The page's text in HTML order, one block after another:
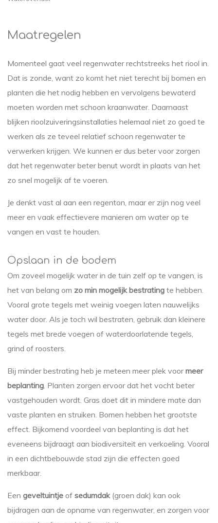
Maatregelen
Momenteel gaat veel regenwater rechtstreeks het riool in.
Dat is zonde, want zo komt het niet terecht bij bomen en
planten die het nodig hebben en vervolgens bewaterd
moeten worden met schoon kraanwater. Daarnaast
blijken rioolzuiveringsinstallaties helemaal niet zo goed te
werken als ze teveel relatief schoon regenwater te
verwerken krijgen. We kunnen er dus beter voor zorgen
dat het regenwater beter benut wordt in plaats van het
zo snel mogelijk af te voeren.
Je denkt vast al aan een regenton, maar er zijn nog veel
meer en vaak effectievere manieren om water op te
vangen en vast te houden.
Opslaan in de bodem
Om zoveel mogelijk water in de tuin zelf op te vangen, is
het van belang om zo min mogelijk bestrating te hebben.
Vooral grote tegels met weinig voegen laten nauwelijks
water door. Als je toch wil bestraten, gebruik dan kleinere
tegels met brede voegen of waterdoorlatende tegels,
grind of roosters.
Bij minder bestrating heb je meteen meer plek voormeer
beplanting . Planten zorgen ervoor dat het vocht beter
vastgehouden wordt. Gras doet dit in mindere mate dan
vaste planten en struiken. Bomen hebben het grootste
effect. Bijkomend voordeel van beplanting is dat het
eveneens bijdraagt aan biodiversiteit en verkoeling. Vooral
in een dichtbebouwde stad zijn die effecten goed
merkbaar.
Een geveltuintje of sedumdak(groen dak) kan ook
bijdragen aan de opname van regenwater, en zorgen voor